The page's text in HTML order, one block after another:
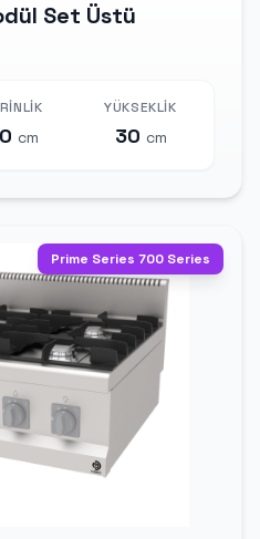
Set Üstü
cm
YÜKSEKLIK
30 cm
Prime Series 700 Series